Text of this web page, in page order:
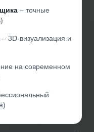
– точные
– 3D-визуализация и
на современном